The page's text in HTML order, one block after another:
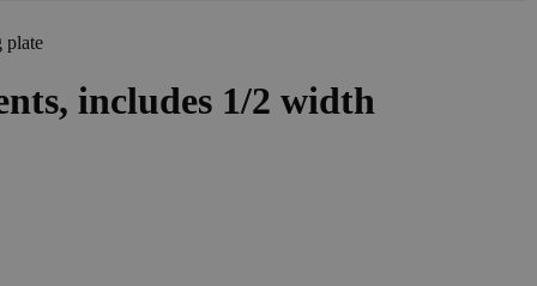
plate
includes 1/2 width